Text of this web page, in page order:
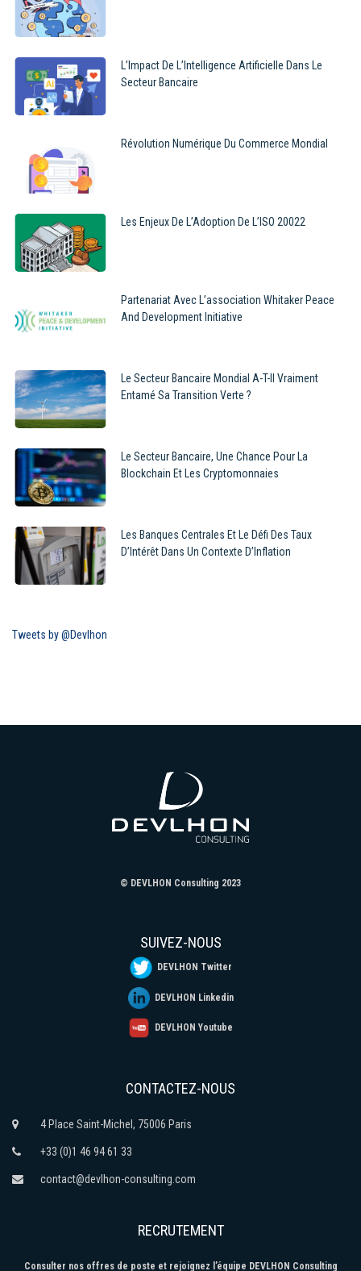
L’Impact De L’Intelligence Artificielle Dans Le
Secteur Bancaire
Révolution Numérique Du Commerce Mondial
Les Enjeux De L’Adoption De L’ISO 20022
Partenariat Avec L’association Whitaker Peace
And Development Initiative
Le Secteur Bancaire Mondial A-T-Il Vraiment
Entamé Sa Transition Verte ?
Le Secteur Bancaire, Une Chance Pour La
Blockchain Et Les Cryptomonnaies
Les Banques Centrales Et Le Défi Des Taux
D’Intérêt Dans Un Contexte D’Inflation
Tweets by @Devlhon
© DEVLHON Consulting 2023
SUIVEZ-NOUS
DEVLHON Twitter
DEVLHON Linkedin
DEVLHON Youtube
CONTACTEZ-NOUS
4 Place Saint-Michel, 75006 Paris
+33 (0)1 46 94 61 33
contact@devlhon-consulting.com
RECRUTEMENT
Consulter nos offres de poste et rejoignez l’équipe DEVLHON Consulting